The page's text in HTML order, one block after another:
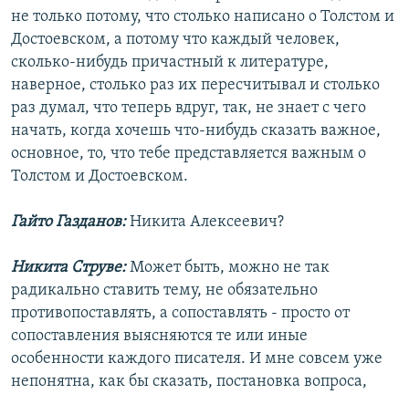
не только потому, что столько написано о Толстом и
Достоевском, а потому что каждый человек,
сколько-нибудь причастный к литературе,
наверное, столько раз их пересчитывал и столько
раз думал, что теперь вдруг, так, не знает с чего
начать, когда хочешь что-нибудь сказать важное,
основное, то, что тебе представляется важным о
Толстом и Достоевском.
Гайто Газданов:Никита Алексеевич?
Никита Струве:Может быть, можно не так
радикально ставить тему, не обязательно
противопоставлять, а сопоставлять - просто от
сопоставления выясняются те или иные
особенности каждого писателя. И мне совсем уже
непонятна, как бы сказать, постановка вопроса,